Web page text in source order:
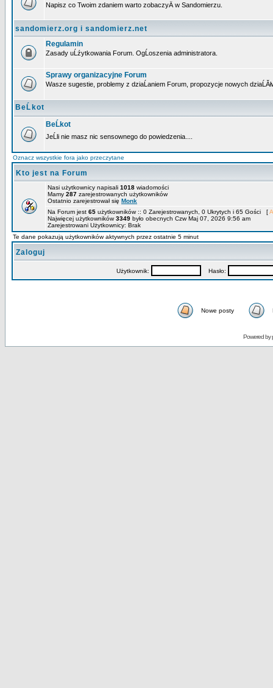
Napisz co Twoim zdaniem warto zobaczyÄ w Sandomierzu.
sandomierz.org i sandomierz.net
Regulamin
Zasady uĹźytkowania Forum. OgĹoszenia administratora.
Sprawy organizacyjne Forum
Wasze sugestie, problemy z dziaĹaniem Forum, propozycje nowych
BeĹkot
BeĹkot
JeĹli nie masz nic sensownego do powiedzenia....
Oznacz wszystkie fora jako przeczytane
Kto jest na Forum
Nasi użytkownicy napisali 1018 wiadomości
Mamy 287 zarejestrowanych użytkowników
Ostatnio zarejestrował się Monk
Na Forum jest 65 użytkowników :: 0 Zarejestrowanych, 0 Ukrytych i 65 Gości [
Najwięcej użytkowników3349 było obecnych Czw Maj 07, 2026 9:56 am
Zarejestrowani Użytkownicy: Brak
Te dane pokazują użytkowników aktywnych przez ostatnie 5 minut
Zaloguj
Użytkownik: Hasło:
Nowe posty
Powered by